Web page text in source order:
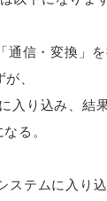
通信・変換」
、
入り込み、結
る。
ステムに入り